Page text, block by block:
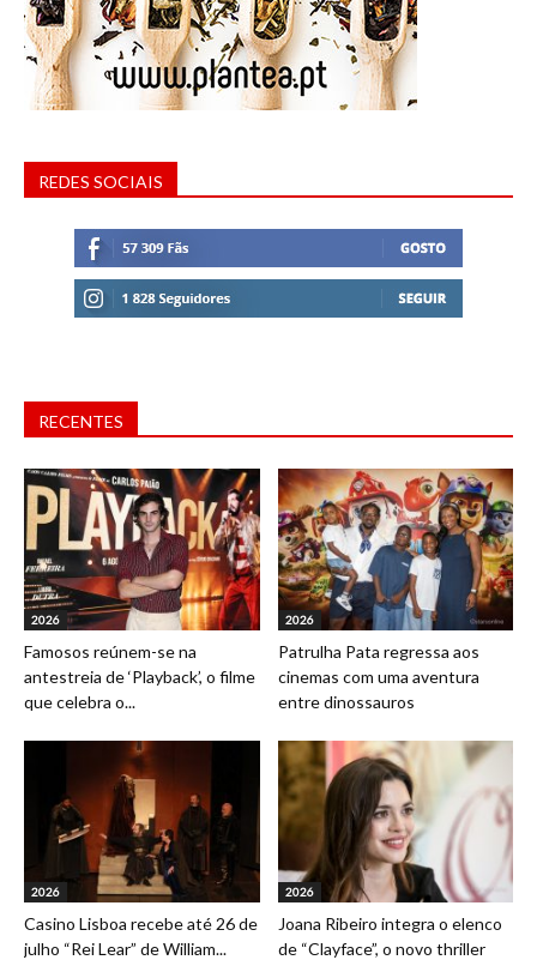
REDES SOCIAIS
RECENTES
2026
Famosos reúnem-se na
antestreia de ‘Playback’, o filme
que celebra o...
2026
Patrulha Pata regressa aos
cinemas com uma aventura
entre dinossauros
2026
Casino Lisboa recebe até 26 de
julho “Rei Lear” de William...
2026
Joana Ribeiro integra o elenco
de “Clayface”, o novo thriller